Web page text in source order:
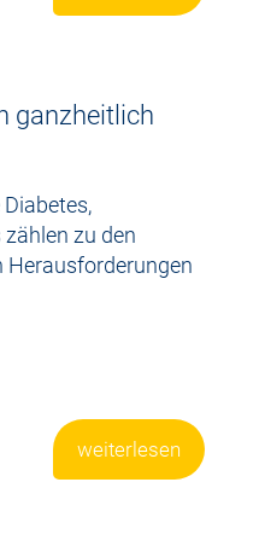
ganzheitlich
zu den
Herausforderungen
weiterlesen